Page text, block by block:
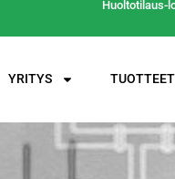
Huoltotilaus-
YRITYS TUOTTEET